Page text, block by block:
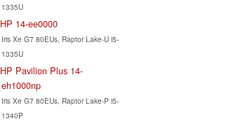
1335U
HP 14-ee0000
Iris Xe G7 80EUs, Raptor Lake-U i5-
1335U
HP Pavilion Plus 14-
eh1000np
Iris Xe G7 80EUs, Raptor Lake-P i5-
1340P